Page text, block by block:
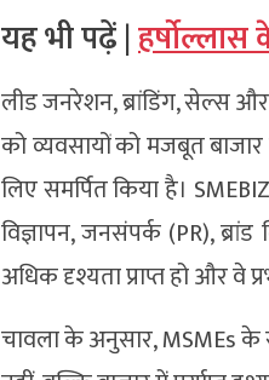
यह भी पढ़ें |
लीड जनरेशन, ब्रांडिंग, सेल्स
को व्यवसायों को मजबूत
लिए समर्पित किया है।
विज्ञापन, जनसंपर्क (PR),
अधिक दृश्यता प्राप्त हो और
चावला के अनुसार, MSMEs के